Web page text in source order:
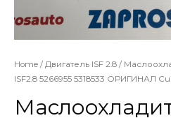
Home / Двигатель ISF 2.8 /
ISF2.8 5266955 5318533 ОРИГИНАЛ